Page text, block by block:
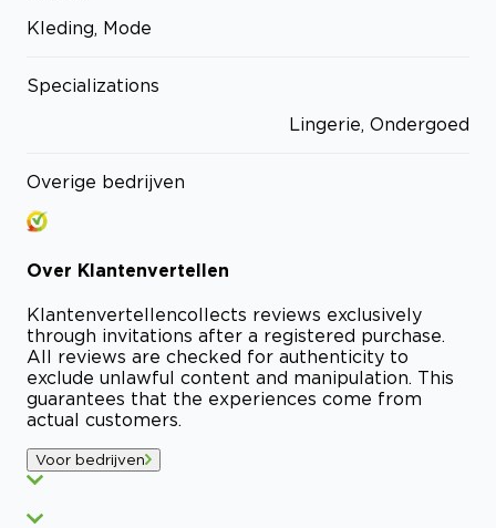
Kleding, Mode
Specializations
Lingerie, Ondergoed
Overige bedrijven
Over Klantenvertellen
Klantenvertellencollects reviews exclusively
through invitations after a registered purchase.
All reviews are checked for authenticity to
exclude unlawful content and manipulation. This
guarantees that the experiences come from
actual customers.
Voor bedrijven